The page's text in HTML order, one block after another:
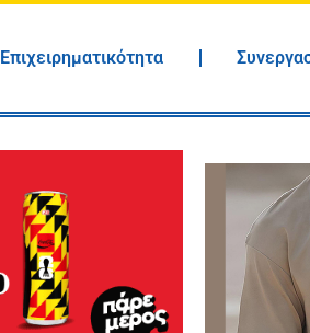
Επιχειρηματικότητα